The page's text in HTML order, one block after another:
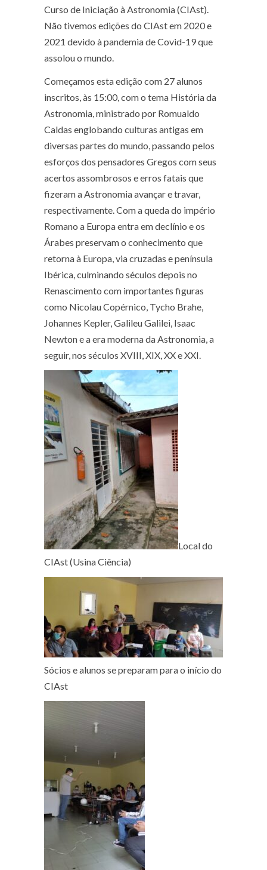
Curso de Iniciação à Astronomia (CIAst).
Não tivemos edições do CIAst em 2020 e
2021 devido à pandemia de Covid-19 que
assolou o mundo.
Começamos esta edição com 27 alunos
inscritos, às 15:00, com o tema História da
Astronomia, ministrado por Romualdo
Caldas englobando culturas antigas em
diversas partes do mundo, passando pelos
esforços dos pensadores Gregos com seus
acertos assombrosos e erros fatais que
fizeram a Astronomia avançar e travar,
respectivamente. Com a queda do império
Romano a Europa entra em declínio e os
Árabes preservam o conhecimento que
retorna à Europa, via cruzadas e península
Ibérica, culminando séculos depois no
Renascimento com importantes figuras
como Nicolau Copérnico, Tycho Brahe,
Johannes Kepler, Galileu Galilei, Isaac
Newton e a era moderna da Astronomia, a
seguir, nos séculos XVIII, XIX, XX e XXI.
Local do
CIAst (Usina Ciência)
Sócios e alunos se preparam para o início do
CIAst